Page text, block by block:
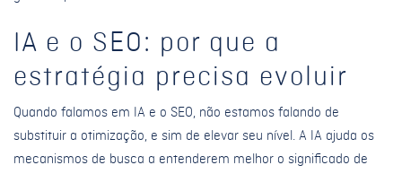
IA e o SEO: por que a
estratégia precisa evoluir
Quando falamos em IA e o SEO, não estamos falando de
substituir a otimização, e sim de elevar seu nível. A IA ajuda os
mecanismos de busca a entenderem melhor o significado de